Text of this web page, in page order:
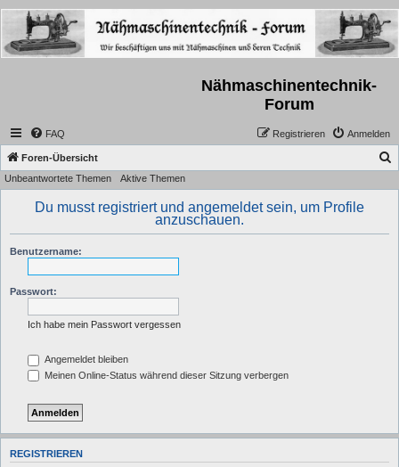
Nähmaschinentechnik-
Forum
FAQ Anmelden
Registrieren
Foren-Übersicht
Unbeantwortete Themen Aktive Themen
Du musst registriert und angemeldet sein, um Profile
anzuschauen.
Benutzername:
Passwort:
Ich habe mein Passwort vergessen
Angemeldet bleiben
Meinen Online-Status während dieser Sitzung verbergen
REGISTRIEREN